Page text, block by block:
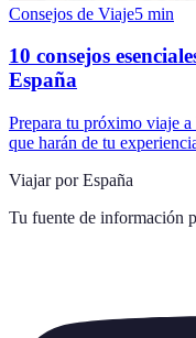
Consejos de Viaje5 min
10 consejos
España
Prepara tu próximo viaje a
que harán de tu
Viajar por España
Tu fuente de información